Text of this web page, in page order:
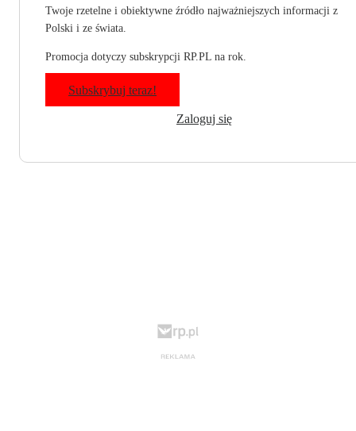
Twoje rzetelne i obiektywne źródło najważniejszych informacji z
Polski i ze świata.
Promocja dotyczy subskrypcji RP.PL na rok.
Subskrybuj teraz!
Zaloguj się